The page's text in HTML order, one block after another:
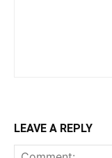
LEAVE A REPLY